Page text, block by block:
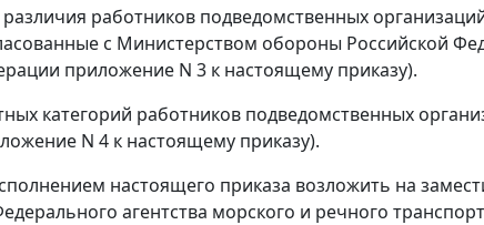
работников подведомственных
с Министерством обороны Российской
приложение N 3 к настоящему приказу).
категорий работников подведомственных
N 4 к настоящему приказу).
настоящего приказа возложить на
агентства морского и речного